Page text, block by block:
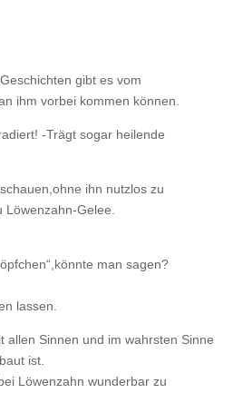
gibt es vom
ihm vorbei kommen können.
-Trägt sogar heilende
ihn nutzlos zu
Gelee.
man sagen?
lassen.
allen Sinnen und im wahrsten Sinne
ist.
Löwenzahn wunderbar zu